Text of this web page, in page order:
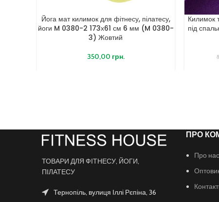
Йога мат килимок для фітнесу, пілатесу,
йоги M 0380-2 173х61 см 6 мм (M 0380-
3) Жовтий
350,00 грн.
Килимок
під
ТОВАРИ ДЛЯ ФІТНЕСУ, ЙОГИ,
ПІЛАТЕСУ
Тернопіль, вулиця Іллі Рєпіна, 36
ПРО
Про нас